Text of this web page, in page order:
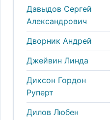
Давыдов Сергей
Александрович
Дворник Андрей
Джейвин Линда
Диксон Гордон
Руперт
Дилов Любен